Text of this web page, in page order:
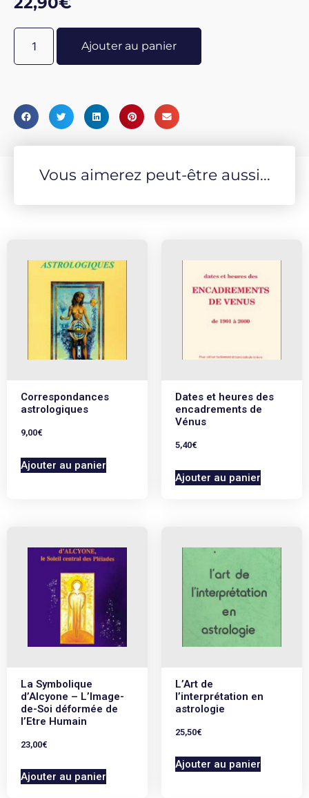
jouets prendront vie pour offrir des messages et des
présages. Cette dimension onirique ne caractérise pas
seulement les illustrations de Nicoletta Ceccoli, mais
elle représente aussi, en tant que telle, l'univers du
exemple, l'innocence, la malignité, l'humour, la
Ajouter au panier
Vous aimerez peut-être aussi...
Correspondances
astrologiques
9,00€
Ajouter au panier
Dates et heures des
encadrements de
Vénus
5,40€
Ajouter au panier
La Symbolique
d’Alcyone – L’Image-
de-Soi déformée de
l’Etre Humain
23,00€
Ajouter au panier
L’Art de
l’interprétation en
astrologie
25,50€
Ajouter au panier